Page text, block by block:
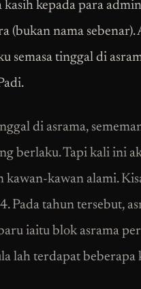
kasih kepada para
(bukan nama sebenar).
semasa tinggal di
di asrama,
berlaku. Tapi kali ini
kawan-kawan alami.
Pada tahun tersebut,
iaitu blok asrama
lah terdapat beberapa